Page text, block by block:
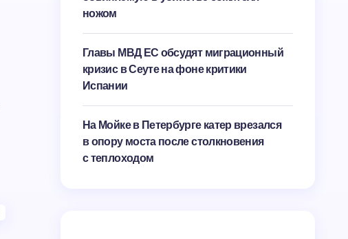
ножом
Главы МВД ЕС обсудят миграционный
кризис в Сеуте на фоне критики
Испании
На Мойке в Петербурге катер врезался
в опору моста после столкновения
с теплоходом